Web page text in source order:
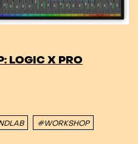
LOGIC X PRO
#WORKSHOP